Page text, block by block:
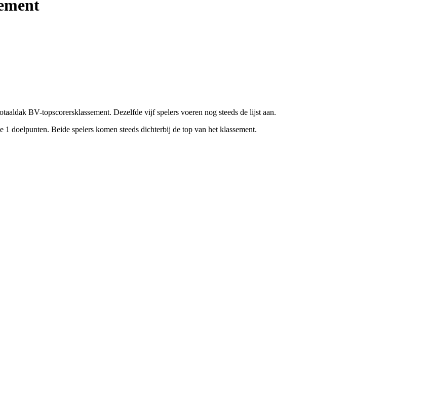
BV-topscorersklassement. Dezelfde vijf spelers voeren nog steeds de lijst aan.
doelpunten. Beide spelers komen steeds dichterbij de top van het klassement.